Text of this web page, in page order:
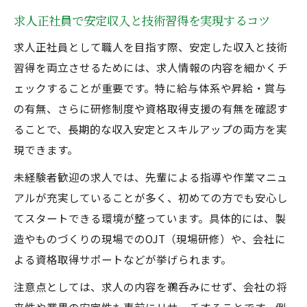
求人正社員で安定収入と技術習得を実現するコツ
求人正社員として職人を目指す際、安定した収入と技術
習得を両立させるためには、求人情報の内容を細かくチ
ェックすることが重要です。特に給与体系や昇給・賞与
の有無、さらに研修制度や資格取得支援の有無を確認す
ることで、長期的な収入安定とスキルアップの両方を実
現できます。
未経験者歓迎の求人では、先輩による指導や作業マニュ
アルが充実していることが多く、初めての方でも安心し
てスタートできる環境が整っています。具体的には、製
造やものづくりの現場でのOJT（現場研修）や、会社に
よる資格取得サポートなどが挙げられます。
注意点としては、求人の内容を鵜呑みにせず、会社の将